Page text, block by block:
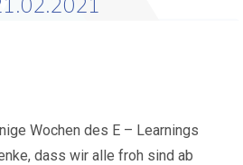
Wochen des E – Learnings
dass wir alle froh sind ab